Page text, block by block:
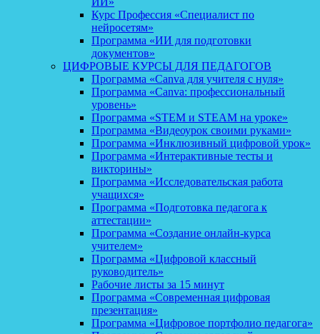
Курс Профессия «Специалист по
нейросетям»
Программа «ИИ для подготовки
документов»
ЦИФРОВЫЕ КУРСЫ ДЛЯ ПЕДАГОГОВ
Программа «Canva для учителя с нуля»
Программа «Canva: профессиональный
уровень»
Программа «STEM и STEAM на уроке»
Программа «Видеоурок своими руками»
Программа «Инклюзивный цифровой урок»
Программа «Интерактивные тесты и
викторины»
Программа «Исследовательская работа
учащихся»
Программа «Подготовка педагога к
аттестации»
Программа «Создание онлайн-курса
учителем»
Программа «Цифровой классный
руководитель»
Рабочие листы за 15 минут
Программа «Современная цифровая
презентация»
Программа «Цифровое портфолио педагога»